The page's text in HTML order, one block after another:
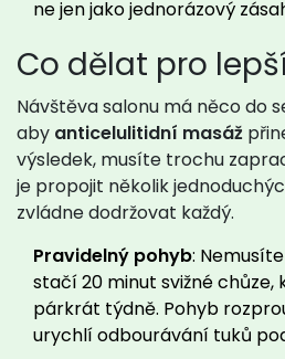
ne jen jako jednorázový
Co dělat pro
Návštěva salonu má něco do
aby anticelulitidní masáž
výsledek, musíte trochu
je propojit několik
zvládne dodržovat každý.
Pravidelný pohyb:
stačí 20 minut svižné chůze,
párkrát týdně. Pohyb
urychlí odbourávání tuků